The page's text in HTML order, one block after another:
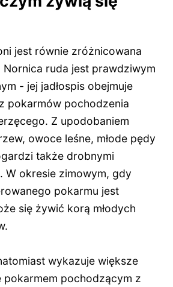
jest równie zróżnicowana
Nornica ruda jest prawdziwym
- jej jadłospis obejmuje
pokarmów pochodzenia
Z upodobaniem
owoce leśne, młode pędy
także drobnymi
W okresie zimowym, gdy
pokarmu jest
się żywić korą młodych
wykazuje większe
pokarmem pochodzącym z